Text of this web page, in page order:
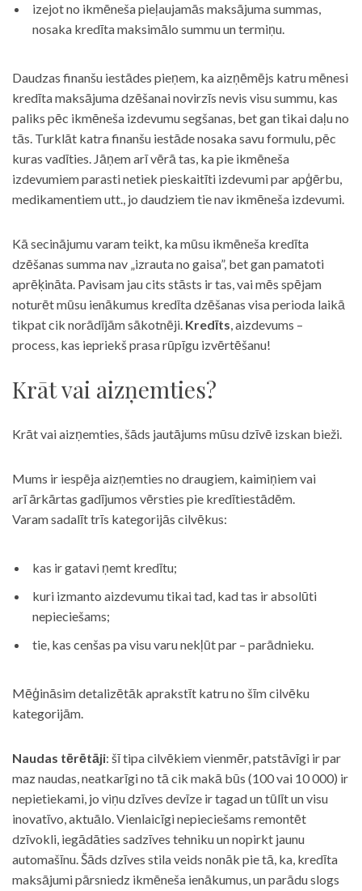
izejot no ikmēneša pieļaujamās maksājuma summas,
nosaka kredīta maksimālo summu un termiņu.
Daudzas finanšu iestādes pieņem, ka aizņēmējs katru mēnesi
kredīta maksājuma dzēšanai novirzīs nevis visu summu, kas
paliks pēc ikmēneša izdevumu segšanas, bet gan tikai daļu no
tās. Turklāt katra finanšu iestāde nosaka savu formulu, pēc
kuras vadīties. Jāņem arī vērā tas, ka pie ikmēneša
izdevumiem parasti netiek pieskaitīti izdevumi par apģērbu,
medikamentiem utt., jo daudziem tie nav ikmēneša izdevumi.
Kā secinājumu varam teikt, ka mūsu ikmēneša kredīta
dzēšanas summa nav „izrauta no gaisa”, bet gan pamatoti
aprēķināta. Pavisam jau cits stāsts ir tas, vai mēs spējam
noturēt mūsu ienākumus kredīta dzēšanas visa perioda laikā
tikpat cik norādījām sākotnēji. Kredīts, aizdevums –
process, kas iepriekš prasa rūpīgu izvērtēšanu!
Krāt vai aizņemties?
Krāt vai aizņemties, šāds jautājums mūsu dzīvē izskan bieži.
Mums ir iespēja aizņemties no draugiem, kaimiņiem vai
arī ārkārtas gadījumos vērsties pie kredītiestādēm.
Varam sadalīt trīs kategorijās cilvēkus:
kas ir gatavi ņemt kredītu;
kuri izmanto aizdevumu tikai tad, kad tas ir absolūti
nepieciešams;
tie, kas cenšas pa visu varu nekļūt par – parādnieku.
Mēģināsim detalizētāk aprakstīt katru no šīm cilvēku
kategorijām.
Naudas tērētāji: šī tipa cilvēkiem vienmēr, patstāvīgi ir par
maz naudas, neatkarīgi no tā cik makā būs (100 vai 10 000) ir
nepietiekami, jo viņu dzīves devīze ir tagad un tūlīt un visu
inovatīvo, aktuālo. Vienlaicīgi nepieciešams remontēt
dzīvokli, iegādāties sadzīves tehniku un nopirkt jaunu
automašīnu. Šāds dzīves stila veids nonāk pie tā, ka, kredīta
maksājumi pārsniedz ikmēneša ienākumus, un parādu slogs